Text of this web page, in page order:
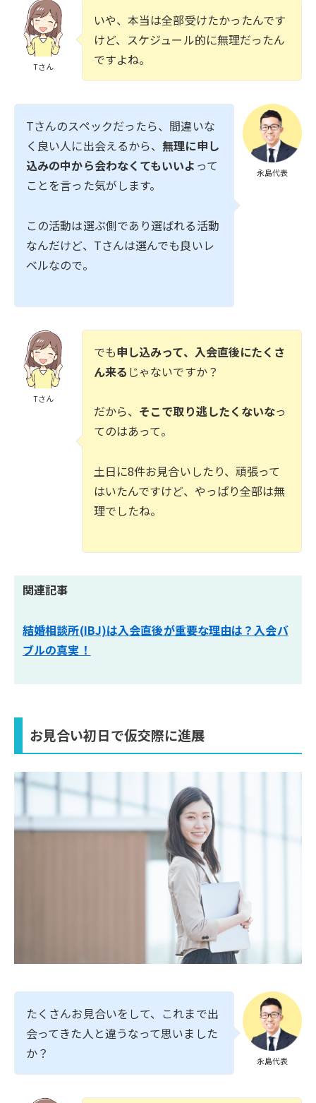
Tさん
いや、本当は全部受けたかったんです
けど、スケジュール的に無理だったん
ですよね。
永島代表
Tさんのスペックだったら、間違いな
く良い人に出会えるから、無理に申し
込みの中から会わなくてもいいよ って
ことを言った気がします。
この活動は選ぶ側であり選ばれる活動
なんだけど、Tさんは選んでも良いレ
ベルなので。
Tさん
でも申し込みって、入会直後にたくさ
ん来る じゃないですか？
だから、 そこで取り逃したくないなっ
てのはあって。
土日に8件お見合いしたり、頑張って
はいたんですけど、やっぱり全部は無
理でしたね。
関連記事
結婚相談所(IBJ)は入会直後が重要な理由は？入会バ
ブルの真実！
お見合い初日で仮交際に進展
永島代表
たくさんお見合いをして、これまで出
会ってきた人と違うなって思いました
か？